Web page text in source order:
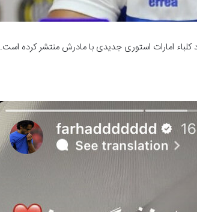
کلباء امارات استوری جدیدی با مادرش منتشر کرده است.